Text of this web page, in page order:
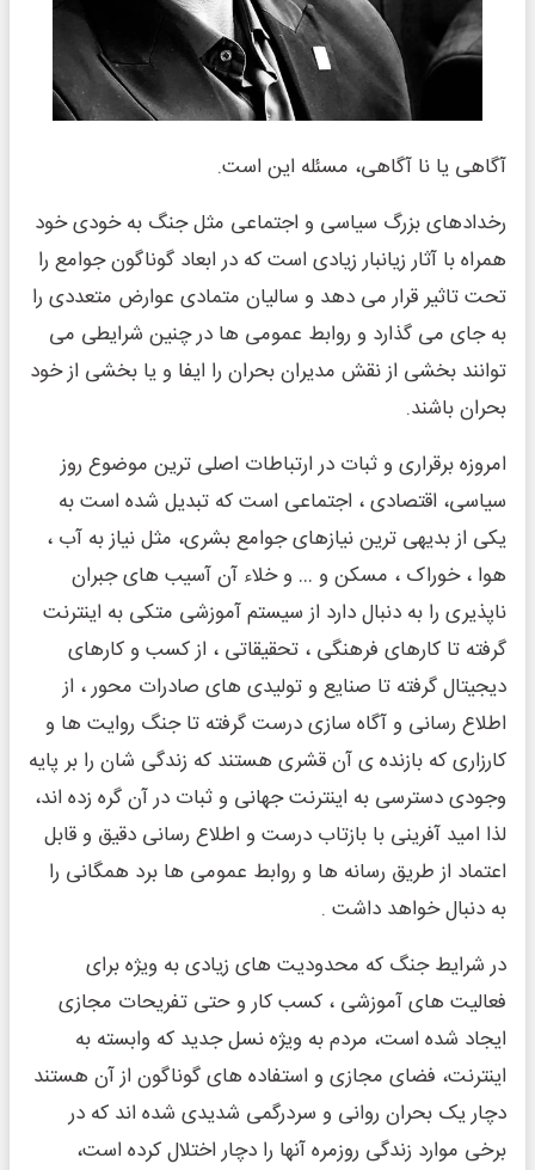
آگاهی یا نا آگاهی، مسئله این است.
رخدادهای بزرگ سیاسی و اجتماعی مثل جنگ به خودی خود
همراه با آثار زیانبار زیادی است که در ابعاد گوناگون جوامع را
تحت تاثیر قرار می دهد و سالیان متمادی عوارض متعددی را
به جای می گذارد و روابط عمومی ها در چنین شرایطی می
توانند بخشی از نقش مدیران بحران را ایفا و یا بخشی از خود
بحران باشند.
امروزه برقراری و ثبات در ارتباطات اصلی ترین موضوع روز
سیاسی، اقتصادی ، اجتماعی است که تبدیل شده است به
یکی از بدیهی ترین نیازهای جوامع بشری، مثل نیاز به آب ،
هوا ، خوراک ، مسکن و … و خلاء آن آسیب های جبران
ناپذیری را به دنبال دارد از سیستم آموزشی متکی به اینترنت
گرفته تا کارهای فرهنگی ، تحقیقاتی ، از کسب و کارهای
دیجیتال گرفته تا صنایع و تولیدی های صادرات محور ، از
اطلاع رسانی و آگاه سازی درست گرفته تا جنگ روایت ها و
کارزاری که بازنده ی آن قشری هستند که زندگی شان را بر پایه
وجودی دسترسی به اینترنت جهانی و ثبات در آن گره زده اند،
لذا امید آفرینی با بازتاب درست و اطلاع رسانی دقیق و قابل
اعتماد از طریق رسانه ها و روابط عمومی ها برد همگانی را
به دنبال خواهد داشت .
در شرایط جنگ که محدودیت های زیادی به ویژه برای
فعالیت های آموزشی ، کسب کار و حتی تفریحات مجازی
ایجاد شده است، مردم به ویژه نسل جدید که وابسته به
اینترنت، فضای مجازی و استفاده های گوناگون از آن هستند
دچار یک بحران روانی و سردرگمی شدیدی شده اند که در
برخی موارد زندگی روزمره آنها را دچار اختلال کرده است،